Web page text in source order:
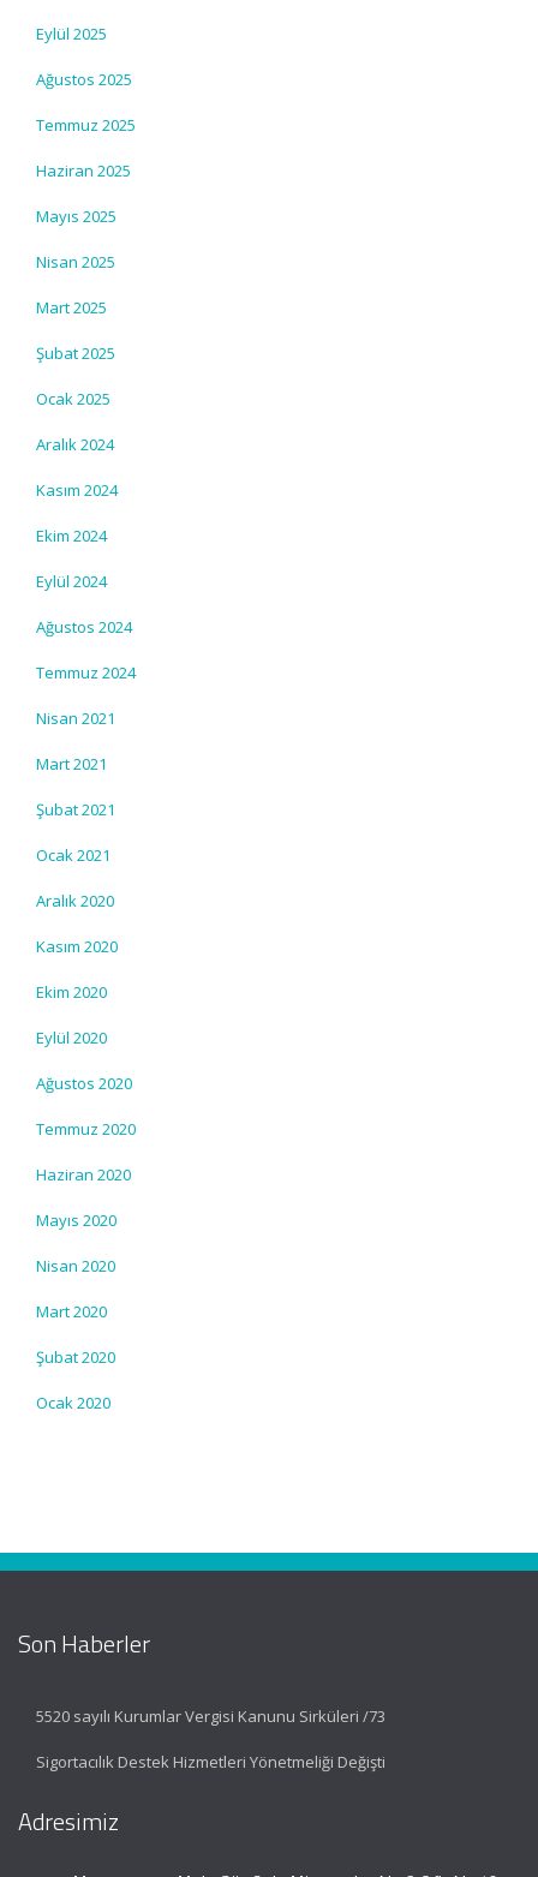
Eylül 2025
Ağustos 2025
Temmuz 2025
Haziran 2025
Mayıs 2025
Nisan 2025
Mart 2025
Şubat 2025
Ocak 2025
Aralık 2024
Kasım 2024
Ekim 2024
Eylül 2024
Ağustos 2024
Temmuz 2024
Nisan 2021
Mart 2021
Şubat 2021
Ocak 2021
Aralık 2020
Kasım 2020
Ekim 2020
Eylül 2020
Ağustos 2020
Temmuz 2020
Haziran 2020
Mayıs 2020
Nisan 2020
Mart 2020
Şubat 2020
Ocak 2020
Son Haberler
5520 sayılı Kurumlar Vergisi Kanunu Sirküleri /73
Sigortacılık Destek Hizmetleri Yönetmeliği Değişti
Adresimiz